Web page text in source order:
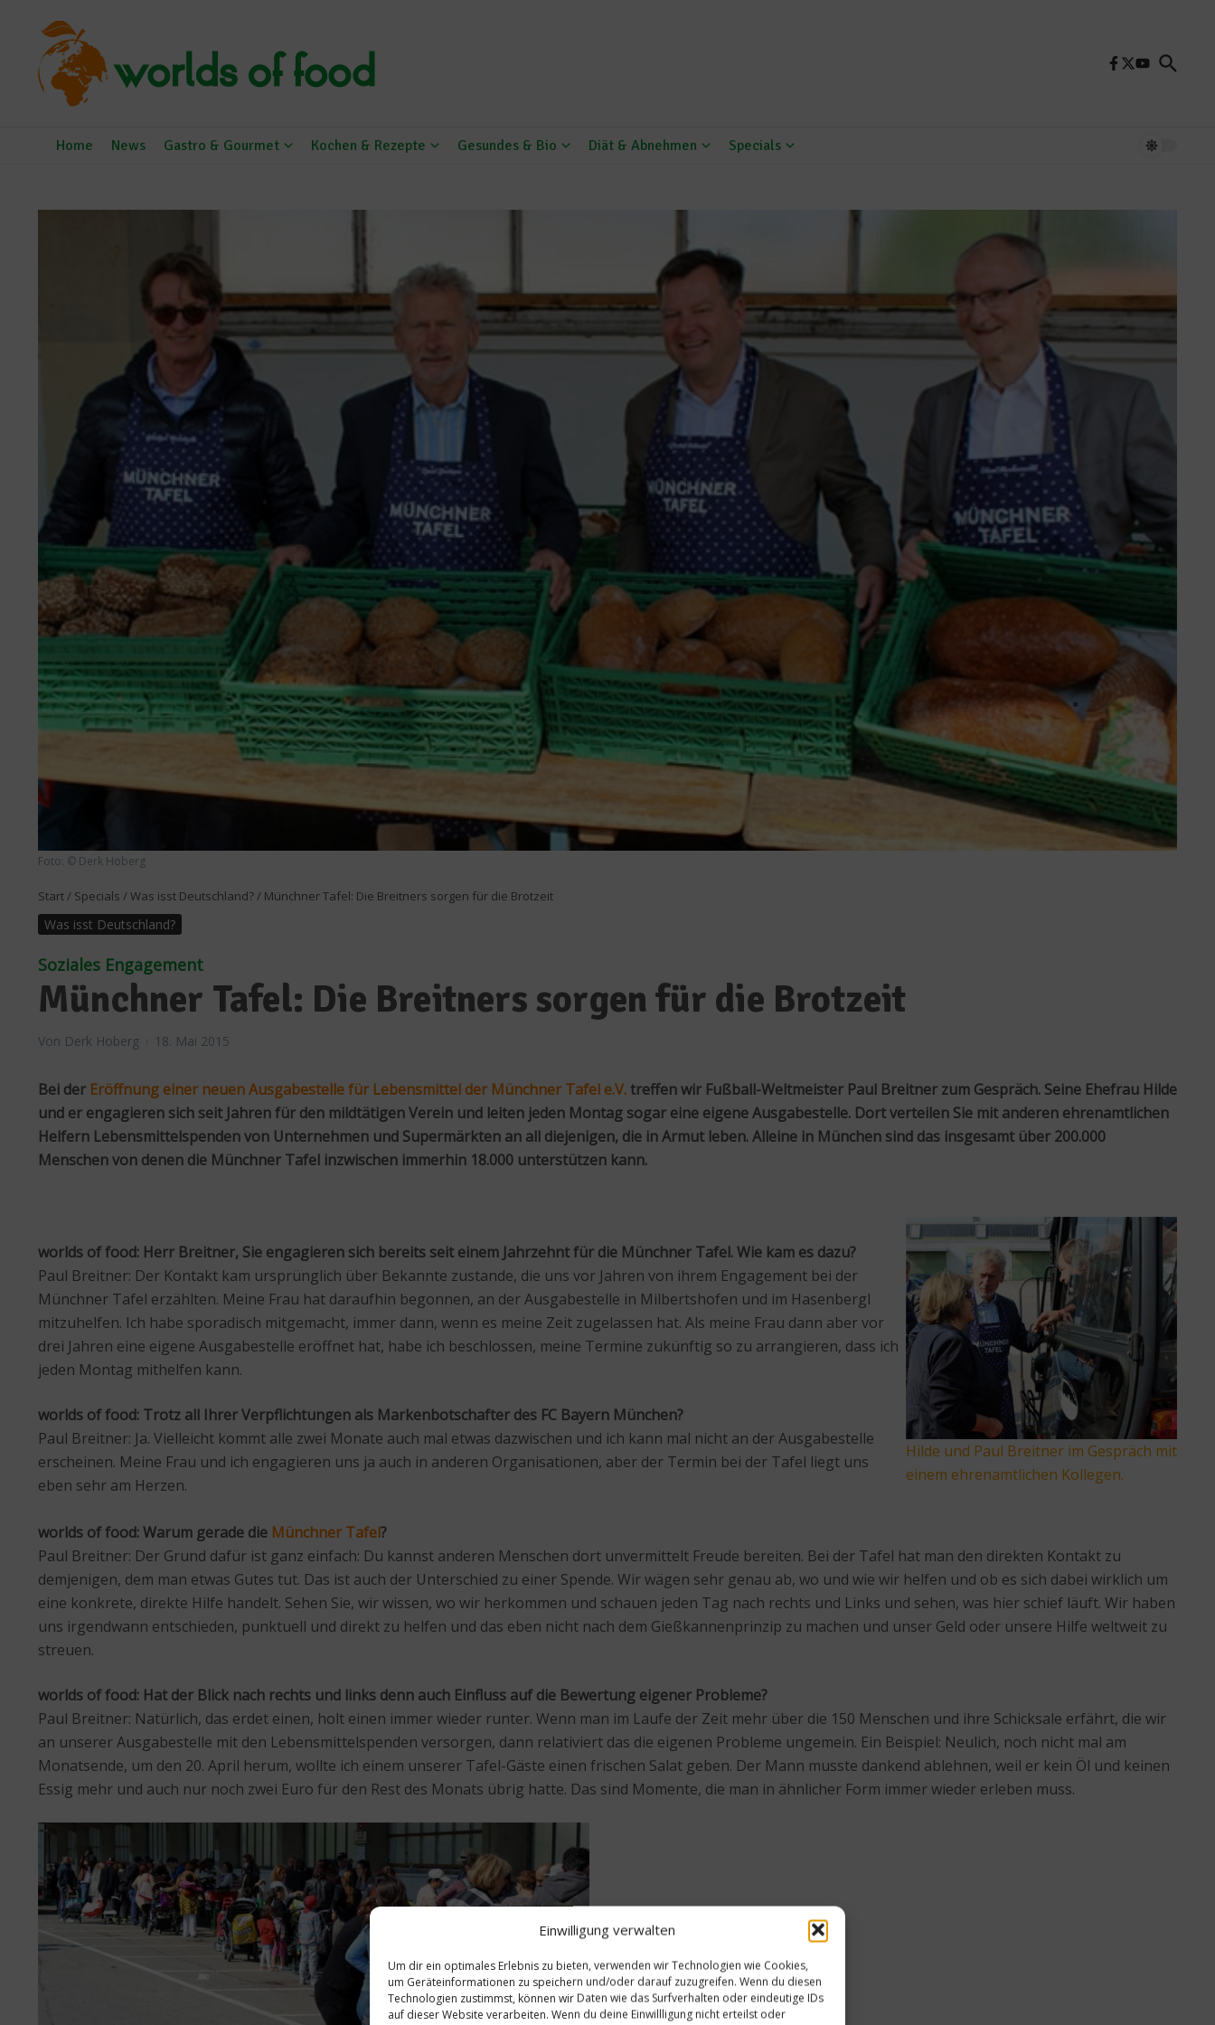
Einwilligung verwalten
Um dir ein optimales Erlebnis zu bieten, verwenden wir Technologien wie Cookies,
um Geräteinformationen zu speichern und/oder darauf zuzugreifen. Wenn du diesen
Technologien zustimmst, können wir Daten wie das Surfverhalten oder eindeutige IDs
auf dieser Website verarbeiten. Wenn du deine Einwillligung nicht erteilst oder
Home News Gastro & Gourmet Kochen & Rezepte Gesundes & Bio Diät & Abnehmen Specials
Foto: © Derk Hoberg
Start/ Specials / Was isst Deutschland?/ Münchner Tafel: Die Breitners sorgen für die Brotzeit
Was isst Deutschland?
Soziales Engagement
Münchner Tafel: Die Breitners sorgen für die Brotzeit
Von Derk Hoberg 18. Mai 2015
Bei der Eröffnung einer neuen Ausgabestelle für Lebensmittel der Münchner Tafel e.V.treffen wir Fußball-Weltmeister Paul Breitner zum Gespräch. Seine Ehefrau Hilde
und er engagieren sich seit Jahren für den mildtätigen Verein und leiten jeden Montag sogar eine eigene Ausgabestelle. Dort verteilen Sie mit anderen ehrenamtlichen
Helfern Lebensmittelspenden von Unternehmen und Supermärkten an all diejenigen, die in Armut leben. Alleine in München sind das insgesamt über 200.000
Menschen von denen die Münchner Tafel inzwischen immerhin 18.000 unterstützen kann.
Hilde und Paul Breitner im Gespräch mit
einem ehrenamtlichen Kollegen.
worlds of food: Herr Breitner, Sie engagieren sich bereits seit einem Jahrzehnt für die Münchner Tafel. Wie kam es dazu?
Paul Breitner: Der Kontakt kam ursprünglich über Bekannte zustande, die uns vor Jahren von ihrem Engagement bei der
Münchner Tafel erzählten. Meine Frau hat daraufhin begonnen, an der Ausgabestelle in Milbertshofen und im Hasenbergl
mitzuhelfen. Ich habe sporadisch mitgemacht, immer dann, wenn es meine Zeit zugelassen hat. Als meine Frau dann aber vor
drei Jahren eine eigene Ausgabestelle eröffnet hat, habe ich beschlossen, meine Termine zukünftig so zu arrangieren, dass ich
jeden Montag mithelfen kann.
worlds of food: Trotz all Ihrer Verpflichtungen als Markenbotschafter des FC Bayern München?
Paul Breitner: Ja. Vielleicht kommt alle zwei Monate auch mal etwas dazwischen und ich kann mal nicht an der Ausgabestelle
erscheinen. Meine Frau und ich engagieren uns ja auch in anderen Organisationen, aber der Termin bei der Tafel liegt uns
eben sehr am Herzen.
worlds of food: Warum gerade die Münchner Tafel?
Paul Breitner: Der Grund dafür ist ganz einfach: Du kannst anderen Menschen dort unvermittelt Freude bereiten. Bei der Tafel hat man den direkten Kontakt zu
demjenigen, dem man etwas Gutes tut. Das ist auch der Unterschied zu einer Spende. Wir wägen sehr genau ab, wo und wie wir helfen und ob es sich dabei wirklich um
eine konkrete, direkte Hilfe handelt. Sehen Sie, wir wissen, wo wir herkommen und schauen jeden Tag nach rechts und Links und sehen, was hier schief läuft. Wir haben
uns irgendwann entschieden, punktuell und direkt zu helfen und das eben nicht nach dem Gießkannenprinzip zu machen und unser Geld oder unsere Hilfe weltweit zu
streuen.
worlds of food: Hat der Blick nach rechts und links denn auch Einfluss auf die Bewertung eigener Probleme?
Paul Breitner: Natürlich, das erdet einen, holt einen immer wieder runter. Wenn man im Laufe der Zeit mehr über die 150 Menschen und ihre Schicksale erfährt, die wir
an unserer Ausgabestelle mit den Lebensmittelspenden versorgen, dann relativiert das die eigenen Probleme ungemein. Ein Beispiel: Neulich, noch nicht mal am
Monatsende, um den 20. April herum, wollte ich einem unserer Tafel-Gäste einen frischen Salat geben. Der Mann musste dankend ablehnen, weil er kein Öl und keinen
Essig mehr und auch nur noch zwei Euro für den Rest des Monats übrig hatte. Das sind Momente, die man in ähnlicher Form immer wieder erleben muss.